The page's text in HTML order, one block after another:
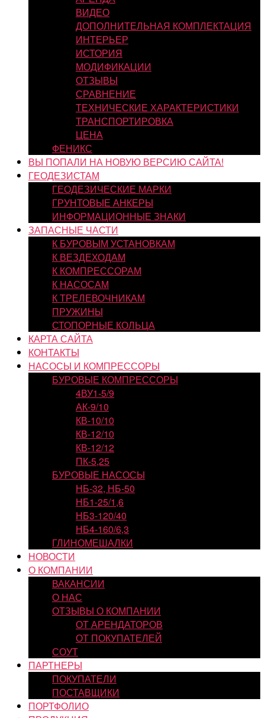
ВИДЕО
ДОПОЛНИТЕЛЬНАЯ КОМПЛЕКТАЦИЯ
ИНТЕРЬЕР
ИСТОРИЯ
МОДИФИКАЦИИ
ОТЗЫВЫ
СРАВНЕНИЕ
ТЕХНИЧЕСКИЕ ХАРАКТЕРИСТИКИ
ТРАНСПОРТИРОВКА
ЦЕНА
ФЕНИКС
ВЫ ПОПАЛИ НА НОВУЮ ВЕРСИЮ САЙТА!
ГЕОДЕЗИСТАМ
ГЕОДЕЗИЧЕСКИЕ МАРКИ
ГРУНТОВЫЕ АНКЕРЫ
ИНФОРМАЦИОННЫЕ ЗНАКИ
ЗАПАСНЫЕ ЧАСТИ
К БУРОВЫМ УСТАНОВКАМ
К ВЕЗДЕХОДАМ
К КОМПРЕССОРАМ
К НАСОСАМ
К ТРЕЛЕВОЧНИКАМ
ПРУЖИНЫ
СТОПОРНЫЕ КОЛЬЦА
КАРТА САЙТА
КОНТАКТЫ
НАСОСЫ И КОМПРЕССОРЫ
БУРОВЫЕ КОМПРЕССОРЫ
4ВУ1-5/9
АК-9/10
КВ-10/10
КВ-12/10
КВ-12/12
ПК-5,25
БУРОВЫЕ НАСОСЫ
НБ-32, НБ-50
НБ1-25/1,6
НБ3-120/40
НБ4-160/6,3
ГЛИНОМЕШАЛКИ
НОВОСТИ
О КОМПАНИИ
ВАКАНСИИ
О НАС
ОТЗЫВЫ О КОМПАНИИ
ОТ АРЕНДАТОРОВ
ОТ ПОКУПАТЕЛЕЙ
СОУТ
ПАРТНЕРЫ
ПОКУПАТЕЛИ
ПОСТАВЩИКИ
ПОРТФОЛИО